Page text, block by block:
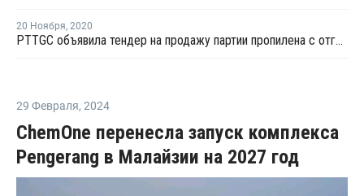
20 Ноября, 2020
PTTGC объявила тендер на продажу партии пропилена с отгрузкой в конце ноября
29 Февраля, 2024
ChemOne перенесла запуск комплекса
Pengerang в Малайзии на 2027 год